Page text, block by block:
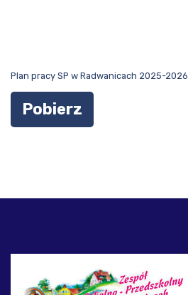
Plan pracy SP w Radwanicach 2025-2026
Pobierz